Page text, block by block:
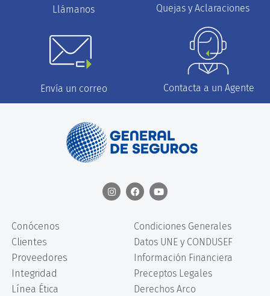
Llámanos Quejas y Aclaraciones
Envía un correo Contacta a un Agente
Conócenos
Clientes
Proveedores
Integridad
Línea Ética
Condiciones Generales
Datos UNE y CONDUSEF
Información Financiera
Preceptos Legales
Derechos Arco